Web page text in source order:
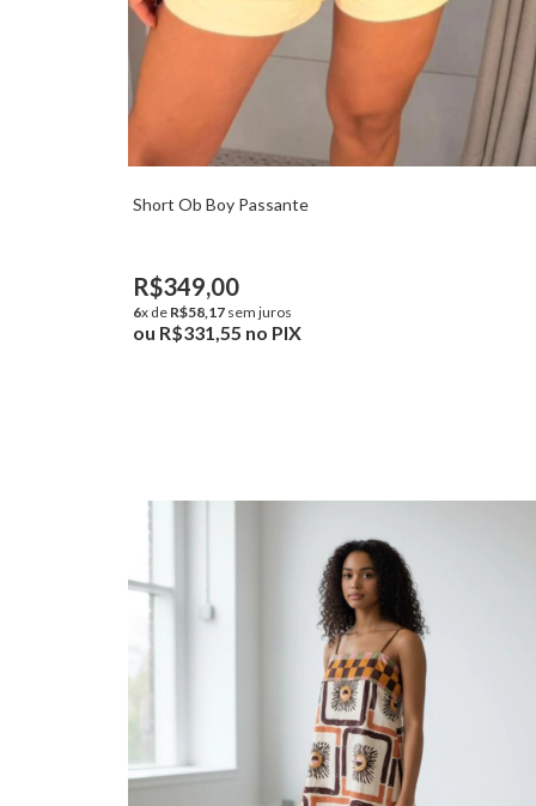
Short Ob Boy Passante
R$349,00
6x de R$58,17 sem juros
ou R$331,55 no PIX